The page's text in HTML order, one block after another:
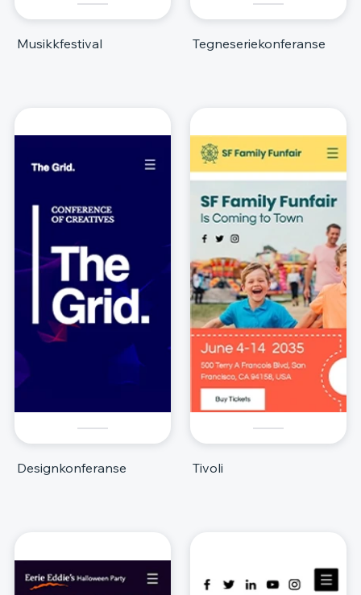
Musikkfestival Tegneseriekonferanse
Designkonferanse Tivoli